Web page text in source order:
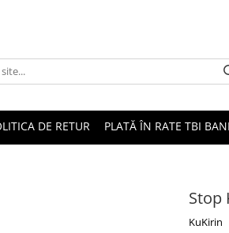
DE RETUR PLATĂ ÎN RATE TBI
Stop
KuKirin